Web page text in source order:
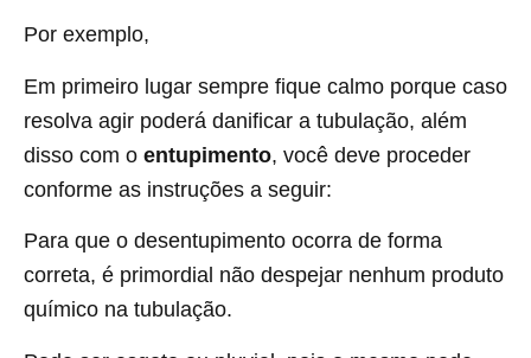
Por exemplo,
Em primeiro lugar sempre fique calmo porque caso
resolva agir poderá danificar a tubulação, além
disso com o entupimento, você deve proceder
conforme as instruções a seguir:
Para que o desentupimento ocorra de forma
correta, é primordial não despejar nenhum produto
químico na tubulação.